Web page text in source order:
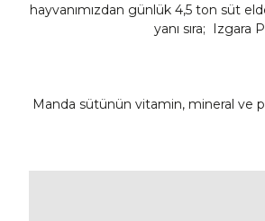
hayvanımızdan günlük 4,5 ton süt
yanı sıra; Izgara
Manda sütünün vitamin, mineral ve